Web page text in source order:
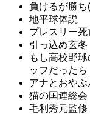
負けるが勝
地平球体説
プレスリー死
引っ込め玄冬
もし高校野
ッフだったら
アナとおやぶ
猫の国連総会
毛利秀元監修